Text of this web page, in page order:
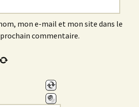
mon e-mail et mon site dans le
commentaire.